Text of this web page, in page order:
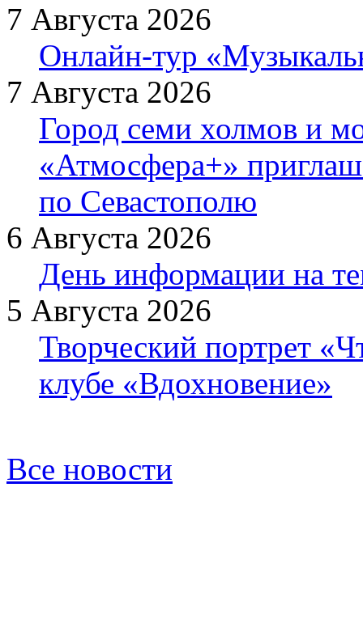
7 Августа 2026
Онлайн-тур
7 Августа 2026
Город семи холмов и
«Атмосфера+»
по Севастополю
6 Августа 2026
День информации на
5 Августа 2026
Творческий портрет
клубе «Вдохновение»
Все новости